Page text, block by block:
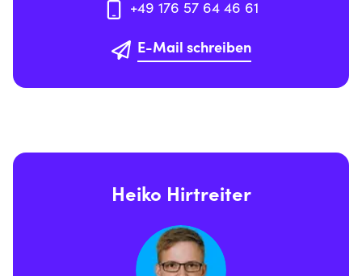
+49 176 57 64 46 61
E-Mail schreiben
Heiko Hirtreiter